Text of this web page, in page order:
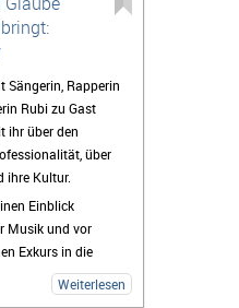
Sängerin, Rapperin
Rubi zu Gast
ihr über den
über
ihre Kultur.
Einblick
Musik und vor
Exkurs in die
Person ihr über
Weiterlesen